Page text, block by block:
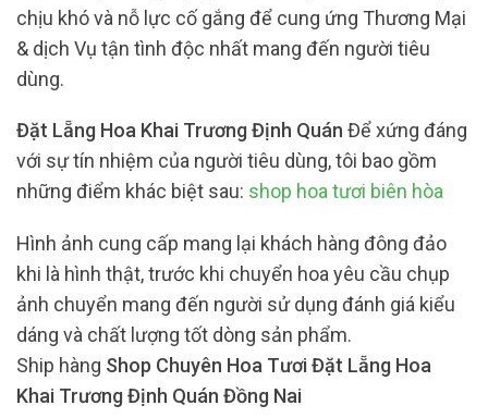
chịu khó và nỗ lực cố gắng để cung ứng Thương Mại
& dịch Vụ tận tình độc nhất mang đến người tiêu
dùng.
Đặt Lẵng Hoa Khai Trương Định Quán Để xứng đáng
với sự tín nhiệm của người tiêu dùng, tôi bao gồm
những điểm khác biệt sau: shop hoa tươi biên hòa
Hình ảnh cung cấp mang lại khách hàng đông đảo
khi là hình thật, trước khi chuyển hoa yêu cầu chụp
ảnh chuyển mang đến người sử dụng đánh giá kiểu
dáng và chất lượng tốt dòng sản phẩm.
Ship hàng Shop Chuyên Hoa Tươi Đặt Lẵng Hoa
Khai Trương Định Quán Đồng Nai